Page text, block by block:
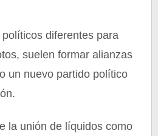
diferentes para
suelen formar alianzas
un nuevo partido político
la unión de líquidos como